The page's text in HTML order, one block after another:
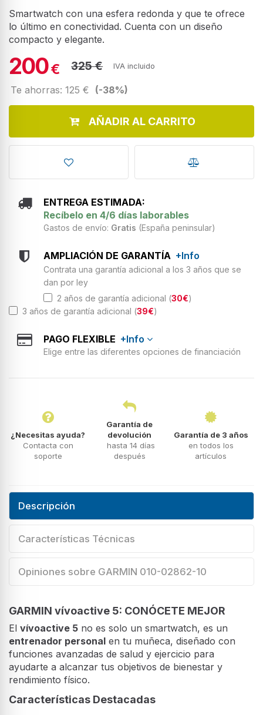
Smartwatch con una esfera redonda y que te ofrece
lo último en conectividad. Cuenta con un diseño
compacto y elegante.
200€ 325 € IVA incluido
Te ahorras: 125 € (-38%)
AÑADIR AL CARRITO
ENTREGA ESTIMADA:
Recíbelo en 4/6 días laborables
Gastos de envío: Gratis (España peninsular)
AMPLIACIÓN DE GARANTÍA +Info
Contrata una garantía adicional a los 3 años que se
dan por ley
2 años de garantía adicional (30€)
3 años de garantía adicional (39€)
PAGO FLEXIBLE +Info
Elige entre las diferentes opciones de financiación
¿Necesitas ayuda?
Contacta con
soporte
Garantía de
devolución
hasta 14 días
después
Garantía de 3 años
en todos los
artículos
Descripción
Características Técnicas
Opiniones sobre GARMIN 010-02862-10
GARMIN vívoactive 5: CONÓCETE MEJOR
El vívoactive 5 no es solo un smartwatch, es un
entrenador personal en tu muñeca, diseñado con
funciones avanzadas de salud y ejercicio para
ayudarte a alcanzar tus objetivos de bienestar y
rendimiento físico.
Características Destacadas